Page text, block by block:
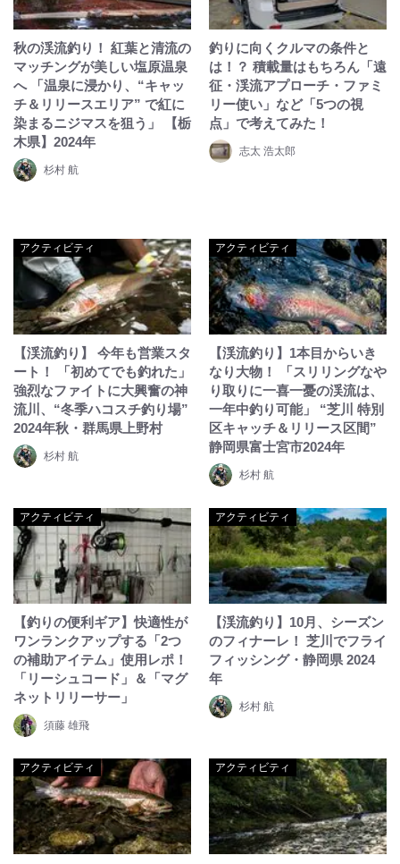
秋の渓流釣り！ 紅葉と清流の
マッチングが美しい塩原温泉
へ 「温泉に浸かり、“キャッ
チ＆リリースエリア” で紅に
染まるニジマスを狙う」 【栃
木県】2024年
杉村 航
釣りに向くクルマの条件と
は！？ 積載量はもちろん「遠
征・渓流アプローチ・ファミ
リー使い」など「5つの視
点」で考えてみた！
志太 浩太郎
アクティビティ
【渓流釣り】 今年も営業スタ
ート！ 「初めてでも釣れた」
強烈なファイトに大興奮の神
流川、“冬季ハコスチ釣り場”
2024年秋・群馬県上野村
杉村 航
アクティビティ
【渓流釣り】1本目からいき
なり大物！ 「スリリングなや
り取りに一喜一憂の渓流は、
一年中釣り可能」 “芝川 特別
区キャッチ＆リリース区間”
静岡県富士宮市2024年
杉村 航
アクティビティ
【釣りの便利ギア】快適性が
ワンランクアップする「2つ
の補助アイテム」使用レポ！
「リーシュコード」＆「マグ
ネットリリーサー」
須藤 雄飛
アクティビティ
【渓流釣り】10月、シーズン
のフィナーレ！ 芝川でフライ
フィッシング・静岡県 2024
年
杉村 航
アクティビティ アクティビティ